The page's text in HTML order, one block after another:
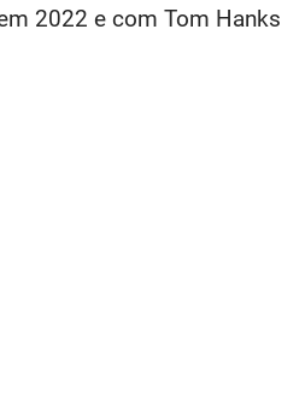
2022 e com Tom Hanks